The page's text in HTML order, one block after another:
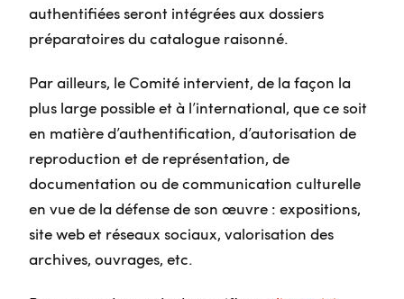
authentifiées seront intégrées aux dossiers
préparatoires du catalogue raisonné.
Par ailleurs, le Comité intervient, de la façon la
plus large possible et à l’international, que ce soit
en matière d’authentification, d’autorisation de
reproduction et de représentation, de
documentation ou de communication culturelle
en vue de la défense de son œuvre : expositions,
site web et réseaux sociaux, valorisation des
archives, ouvrages, etc.